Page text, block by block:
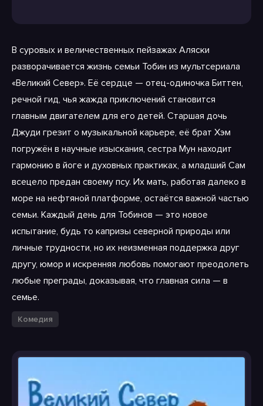
В суровых и величественных пейзажах Аляски
разворачивается жизнь семьи Тобин из мультсериала
«Великий Север». Её сердце — отец-одиночка Биттен,
речной гид, чья жажда приключений становится
главным двигателем для его детей. Старшая дочь
Джуди грезит о музыкальной карьере, её брат Хэм
погружён в научные изыскания, сестра Мун находит
гармонию в йоге и духовных практиках, а младший Сам
всецело предан своему псу. Их мать, работая далеко в
море на нефтяной платформе, остаётся важной частью
семьи. Каждый день для Тобинов — это новое
испытание, будь то капризы северной природы или
личные трудности, но их неизменная поддержка друг
другу, юмор и искренняя любовь помогают преодолеть
любые преграды, доказывая, что главная сила — в
семье.
Комедия